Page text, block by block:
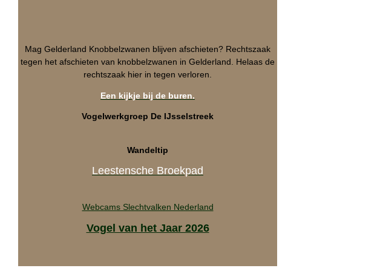
Mag Gelderland Knobbelzwanen blijven afschieten? Rechtszaak
tegen het afschieten van knobbelzwanen in Gelderland. Helaas de
rechtszaak hier in tegen verloren.
Een kijkje bij de buren.
Vogelwerkgroep De IJsselstreek
Wandeltip
Leestensche Broekpad
Webcams Slechtvalken Nederland
Vogel van het Jaar 2026